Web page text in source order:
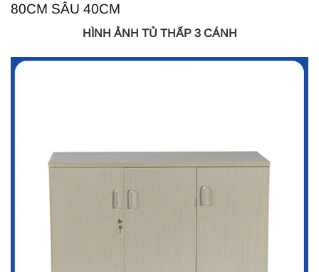
80CM SÂU 40CM
HÌNH ẢNH TỦ THẤP 3 CÁNH